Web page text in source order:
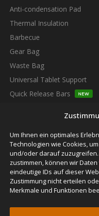
Um Ihnen ein optimales
Technologien wie Cookies,
und/oder darauf
zustimmen, können wir
eindeutige IDs auf dieser
Zustimmung nicht erteilen
Merkmale und Funktionen
Anti-condensation Pad
Thermal Insulation
Barbecue
Gear Bag
Waste Bag
Universal Tablet Support
Quick Release Bars
NEW
SUBSCRIBE